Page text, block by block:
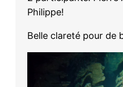
Philippe!
Belle clareté pour de